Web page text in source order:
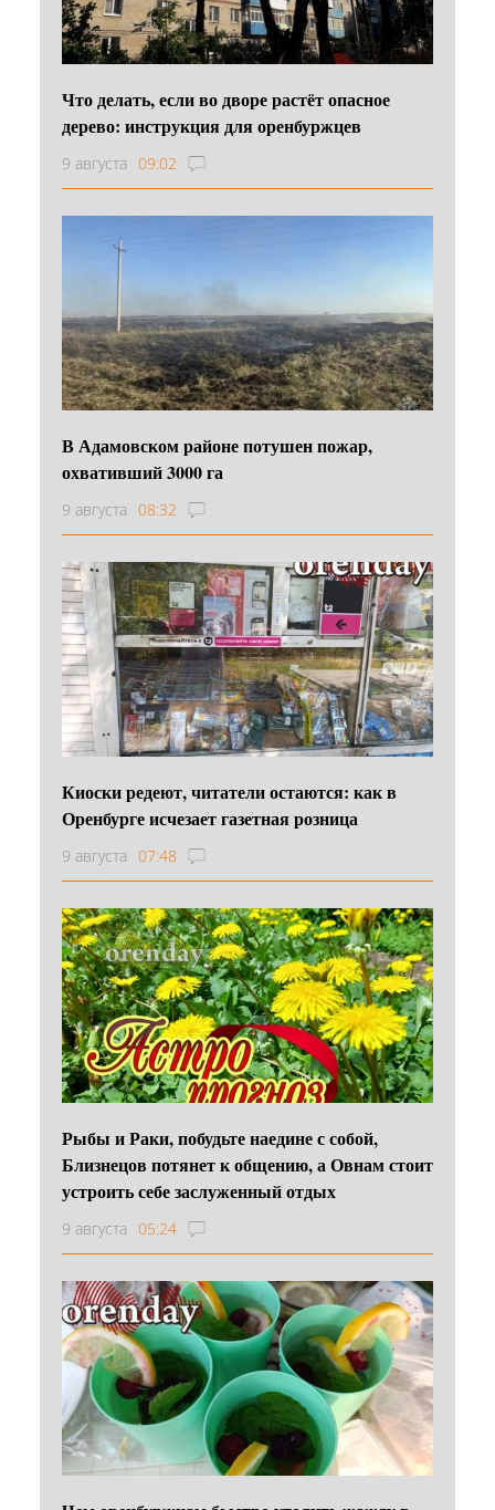
Что делать, если во дворе растёт опасное
дерево: инструкция для оренбуржцев
9 августа 09:02
В Адамовском районе потушен пожар,
охвативший 3000 га
9 августа 08:32
Киоски редеют, читатели остаются: как в
Оренбурге исчезает газетная розница
9 августа 07:48
Рыбы и Раки, побудьте наедине с собой,
Близнецов потянет к общению, а Овнам стоит
устроить себе заслуженный отдых
9 августа 05:24